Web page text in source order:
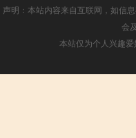
声明：本站内容来自互联网，如信
会
本站仅为个人兴趣